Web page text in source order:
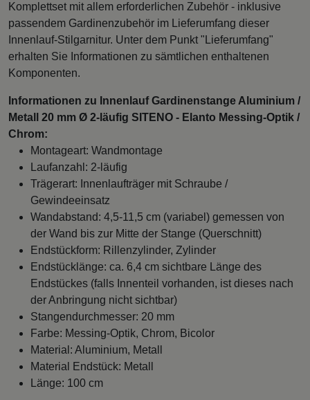
Komplettset mit allem erforderlichen Zubehör - inklusive
passendem Gardinenzubehör im Lieferumfang dieser
Innenlauf-Stilgarnitur. Unter dem Punkt "Lieferumfang"
erhalten Sie Informationen zu sämtlichen enthaltenen
Komponenten.
Informationen zu Innenlauf Gardinenstange Aluminium /
Metall 20 mm Ø 2-läufig SITENO - Elanto Messing-Optik /
Chrom:
Montageart: Wandmontage
Laufanzahl: 2-läufig
Trägerart: Innenlaufträger mit Schraube /
Gewindeeinsatz
Wandabstand: 4,5-11,5 cm (variabel) gemessen von
der Wand bis zur Mitte der Stange (Querschnitt)
Endstückform: Rillenzylinder, Zylinder
Endstücklänge: ca. 6,4 cm sichtbare Länge des
Endstückes (falls Innenteil vorhanden, ist dieses nach
der Anbringung nicht sichtbar)
Stangendurchmesser: 20 mm
Farbe: Messing-Optik, Chrom, Bicolor
Material: Aluminium, Metall
Material Endstück: Metall
Länge: 100 cm